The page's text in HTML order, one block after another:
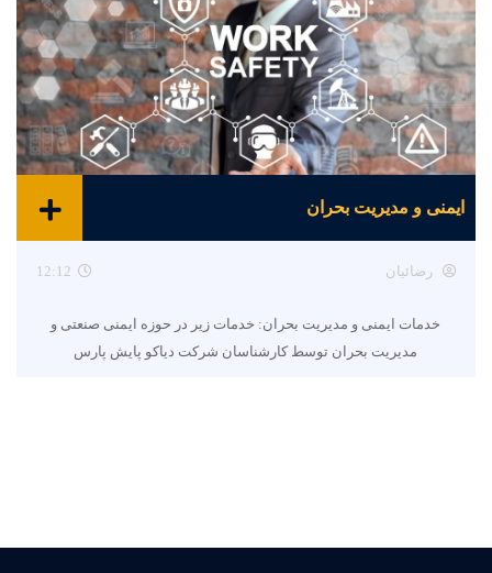
ایمنی و مدیریت بحران
رضائیان 12:12
خدمات ایمنی و مدیریت بحران: خدمات زیر در حوزه ایمنی صنعتی و
مدیریت بحران توسط کارشناسان شرکت دیاکو پایش پارس